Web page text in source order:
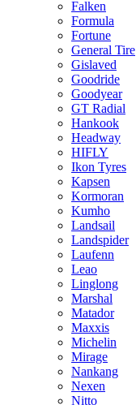
Falken
Formula
Fortune
General Tire
Gislaved
Goodride
Goodyear
GT Radial
Hankook
Headway
HIFLY
Ikon Tyres
Kapsen
Kormoran
Kumho
Landsail
Landspider
Laufenn
Leao
Linglong
Marshal
Matador
Maxxis
Michelin
Mirage
Nankang
Nexen
Nitto